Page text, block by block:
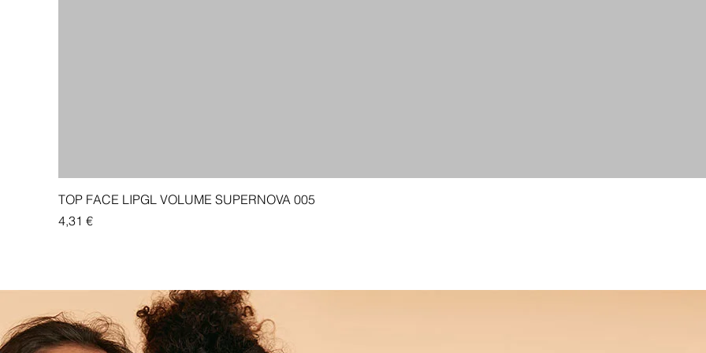
TOP FACE LIPGL VOLUME SUPERNOVA 005
Price
4,31 €